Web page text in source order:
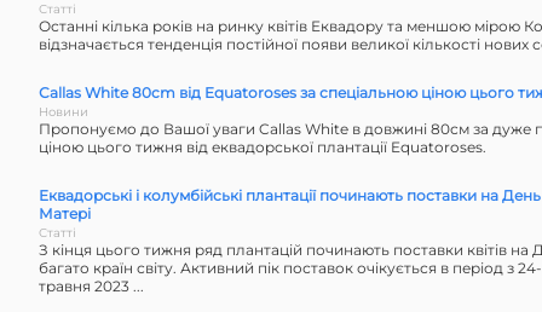
Статті
Останні кілька років на ринку квітів Еквадору та меншою мірою
відзначається тенденція постійної появи великої кількості нових
Сallas White 80cm від Equatoroses за спеціальною ціною цього
Новини
Пропонуємо до Вашої уваги Callas White в довжині 80см за дуже
ціною цього тижня від еквадорської плантації Equatoroses.
Еквадорські і колумбійські плантації починають поставки на День
Матері
Статті
З кінця цього тижня ряд плантацій починають поставки квітів на
багато країн світу. Активний пік поставок очікується в період з
травня 2023 ...